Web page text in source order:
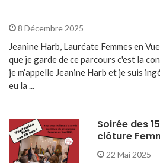
8 Décembre 2025
Jeanine Harb, Lauréate Femmes en
que je garde de ce parcours c'est la
je m’appelle Jeanine Harb et je suis
eu la ...
Soirée des
clôture
22 Mai 2025